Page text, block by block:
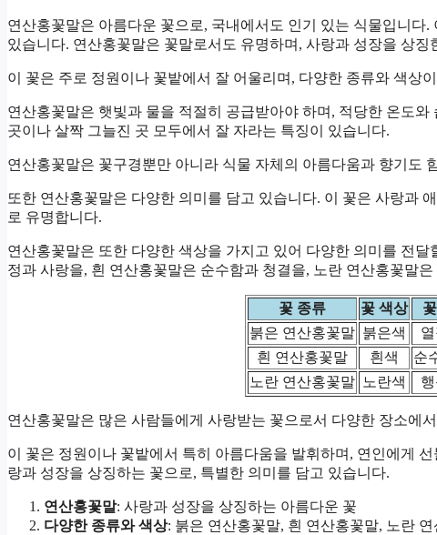
연산홍꽃말은 아름다운 꽃으로, 국내에서도 인기 있는 식물입니다
있습니다. 연산홍꽃말은 꽃말로서도 유명하며, 사랑과 성장을 상징
이 꽃은 주로 정원이나 꽃밭에서 잘 어울리며, 다양한 종류와 색상
연산홍꽃말은 햇빛과 물을 적절히 공급받아야 하며, 적당한 온도
곳이나 살짝 그늘진 곳 모두에서 잘 자라는 특징이 있습니다.
연산홍꽃말은 꽃구경뿐만 아니라 식물 자체의 아름다움과 향기도
또한 연산홍꽃말은 다양한 의미를 담고 있습니다. 이 꽃은 사랑과
로 유명합니다.
연산홍꽃말은 또한 다양한 색상을 가지고 있어 다양한 의미를 전
정과 사랑을, 흰 연산홍꽃말은 순수함과 청결을, 노란 연산홍꽃말
꽃 종류 꽃 색상
붉은 연산홍꽃말 붉은색
흰 연산홍꽃말
흰색
순
노란 연산홍꽃말
노란색
연산홍꽃말은 많은 사람들에게 사랑받는 꽃으로서 다양한 장소에
이 꽃은 정원이나 꽃밭에서 특히 아름다움을 발휘하며, 연인에게
랑과 성장을 상징하는 꽃으로, 특별한 의미를 담고 있습니다.
연산홍꽃말: 사랑과 성장을 상징하는 아름다운 꽃
다양한 종류와 색상: 붉은 연산홍꽃말, 흰 연산홍꽃말, 노란